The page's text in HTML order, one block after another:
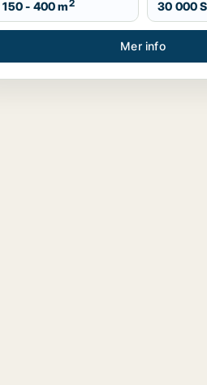
150 - 400 m2 30 000
Mer info
i Hudiksvall